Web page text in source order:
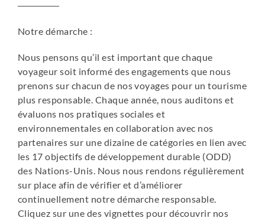
Notre démarche :
Nous pensons qu’il est important que chaque
voyageur soit informé des engagements que nous
prenons sur chacun de nos voyages pour un tourisme
plus responsable. Chaque année, nous auditons et
évaluons nos pratiques sociales et
environnementales en collaboration avec nos
partenaires sur une dizaine de catégories en lien avec
les 17 objectifs de développement durable (ODD)
des Nations-Unis. Nous nous rendons régulièrement
sur place afin de vérifier et d’améliorer
continuellement notre démarche responsable.
Cliquez sur une des vignettes pour découvrir nos